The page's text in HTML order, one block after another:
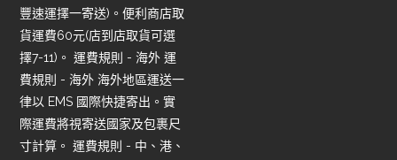
豐速運擇一寄送)。便利商店取
貨運費60元(店到店取貨可選
擇7-11)。 運費規則 - 海外 運
費規則 - 海外 海外地區運送一
律以 EMS 國際快捷寄出。實
際運費將視寄送國家及包裹尺
寸計算。 運費規則 - 中、港、